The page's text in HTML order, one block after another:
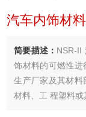
汽车内饰材
简要描述： NSR-II
饰材料的可燃性
生产厂家及其材
材料、工 程塑料或